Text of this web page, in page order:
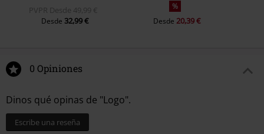
PVPR Desde 49,99 €
Desde 32,99 €
%
Desde 20,39 €
0 Opiniones
Dinos qué opinas de "Logo".
Escribe una reseña